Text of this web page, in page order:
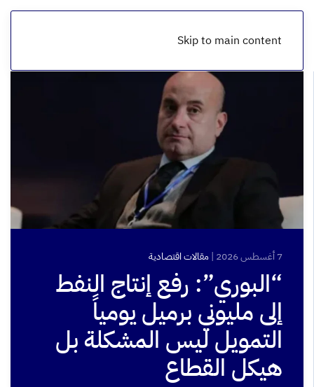
Skip to main content
7 أغسطس 2026 |مقالات اقتصادية
“البوري”: رفع إنتاج النفط
إلى مليوني برميل يومياً
التمويل ليس المشكلة بل
هيكل القطاع